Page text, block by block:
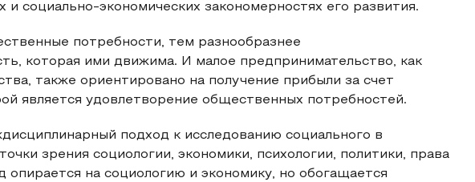
и социально-экономических закономерностях его развития.
потребности, тем разнообразнее
которая ими движима. И малое предпринимательство, как
также ориентировано на получение прибыли за счет
является удовлетворение общественных потребностей.
подход к исследованию социального в
зрения социологии, экономики, психологии, политики, права
опирается на социологию и экономику, но обогащается